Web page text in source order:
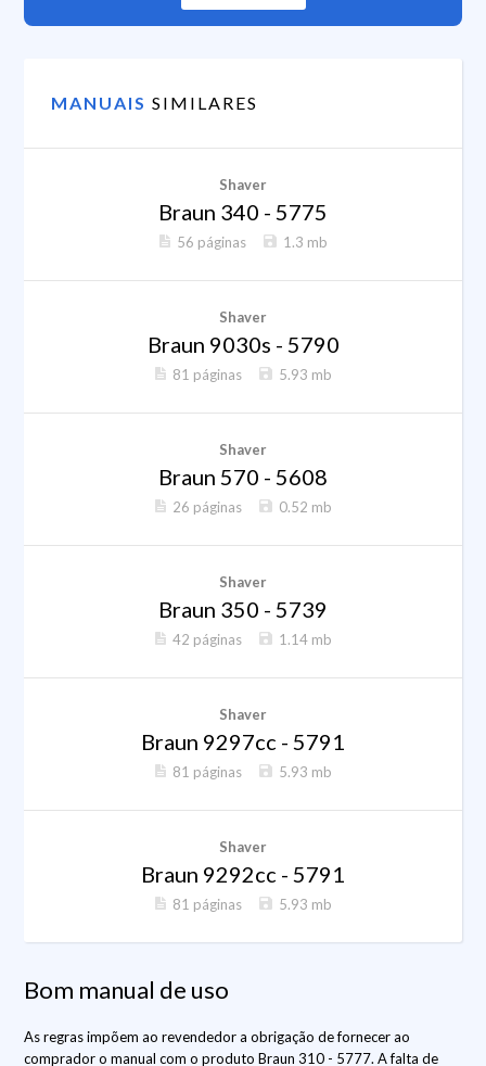
MANUAIS SIMILARES
Shaver
Braun 340 - 5775
56 páginas 1.3 mb
Shaver
Braun 9030s - 5790
81 páginas 5.93 mb
Shaver
Braun 570 - 5608
26 páginas 0.52 mb
Shaver
Braun 350 - 5739
42 páginas 1.14 mb
Shaver
Braun 9297cc - 5791
81 páginas 5.93 mb
Shaver
Braun 9292cc - 5791
81 páginas 5.93 mb
Bom manual de uso
As regras impõem ao revendedor a obrigação de fornecer ao
comprador o manual com o produto Braun 310 - 5777. A falta de